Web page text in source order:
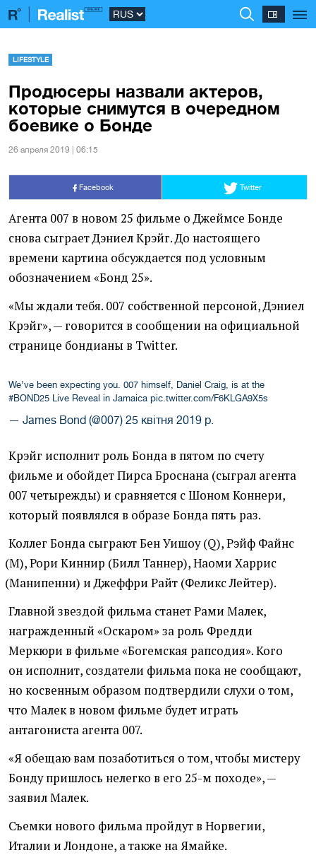
LIFESTYLE
Продюсеры назвали актеров,
которые снимутся в очередном
боевике о Бонде
26 апреля 2019 | 06:15
Facebook Twitter
Агента 007 в новом 25 фильме о Джеймсе Бонде
снова сыграет Дэниел Крэйг. До настоящего
времени картина обсуждается под условным
обозначением«Бонд 25».
«Мы ждали тебя. 007 собственной персоной, Дэниел
Крэйг», — говорится в сообщении на официальной
странице бондианы в Twitter.
We’ve been expecting you. 007 himself, Daniel Craig, is at the
#BOND25 Live Reveal in Jamaica pic.twitter.com/F6KLGA9X5s
— James Bond (@007) 25 квітня 2019 р.
Крэйг исполнит роль Бонда в пятом по счету
фильме и обойдет Пирса Броснана (сыграл агента
007 четырежды) и сравняется с Шоном Коннери,
который появлялся в образе Бонда пять раз.
Коллег Бонда сыграют Бен Уишоу (Q), Рэйф Файнс
(M), Рори Киннир (Билл Таннер), Наоми Харрис
(Манипенни) и Джеффри Райт (Феликс Лейтер).
Главной звездой фильма станет Рами Малек,
награжденный «Оскаром» за роль Фредди
Меркюри в фильме «Богемская рапсодия». Кого
он исполнит, создатели фильма пока не сообщают,
но косвенным образом подтвердили слухи о том,
что Малек в новом фильме будет играть
антагониста агента 007.
«Я обещаю вам позаботиться о том, чтобы мистеру
Бонду пришлось нелегко в его 25-м походе», —
заявил Малек.
Съемки нового фильма пройдут в Норвегии,
Италии и Лондоне, а также на Ямайке.